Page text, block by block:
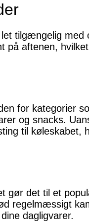
tilgængelig med
på aftenen,
for kategorier
og snacks.
til køleskabet,
gør det til et
regelmæssigt
dagligvarer.